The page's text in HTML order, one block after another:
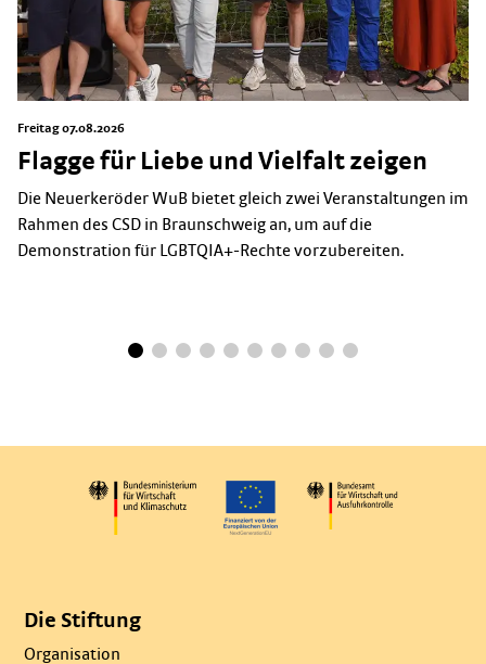
Freitag 07.08.2026
Flagge für Liebe und Vielfalt zeigen
Die Neuerkeröder WuB bietet gleich zwei Veranstaltungen im
Rahmen des CSD in Braunschweig an, um auf die
Demonstration für LGBTQIA+-Rechte vorzubereiten.
Die Stiftung
Organisation